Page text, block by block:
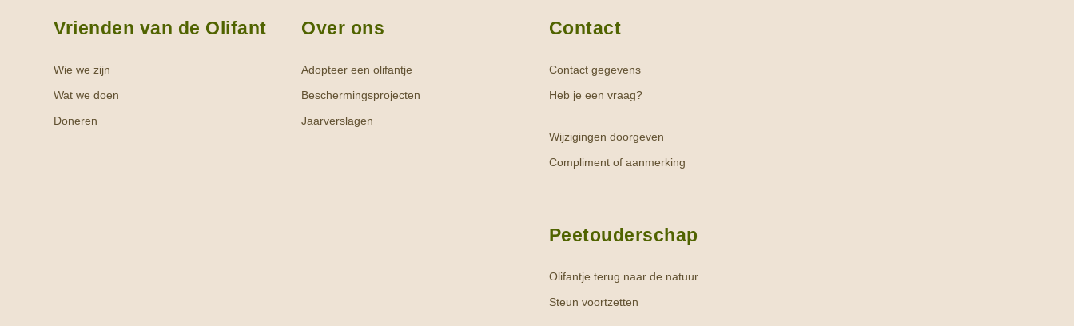
Vrienden van de Olifant
Wie we zijn
Wat we doen
Doneren
Over ons
Adopteer een olifantje
Beschermingsprojecten
Jaarverslagen
Contact
Contact gegevens
Heb je een vraag?
Wijzigingen doorgeven
Compliment of aanmerking
Peetouderschap
Olifantje terug naar de natuur
Steun voortzetten